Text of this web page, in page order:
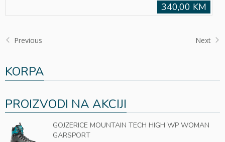
340,00 KM
Previous Next
KORPA
PROIZVODI NA AKCIJI
GOJZERICE MOUNTAIN TECH HIGH WP WOMAN
GARSPORT